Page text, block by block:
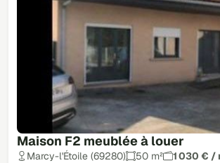
Maison F2 meublée à louer
Marcy-l'Étoile (69280) 50 m²
1 030 € /